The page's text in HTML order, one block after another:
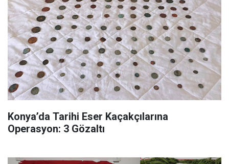
Konya’da Tarihi Eser Kaçakçılarına
Operasyon: 3 Gözaltı